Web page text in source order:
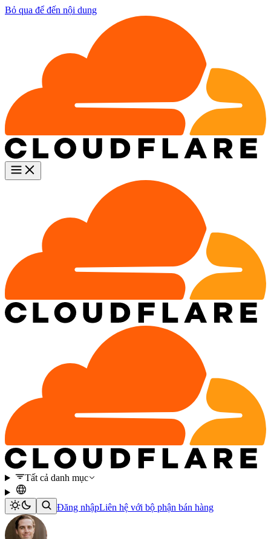
Bỏ qua để đến nội dung
Tất cả danh mục
Đăng nhậpLiên hệ với bộ phận bán hàng